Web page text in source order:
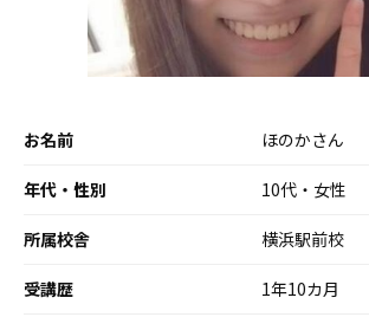
お名前 ほのかさん
年代・性別 10代・女性
所属校舎 横浜駅前校
受講歴 1年10カ月